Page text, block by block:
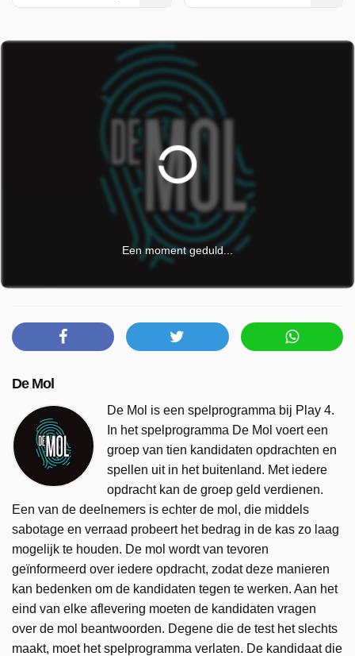
Een moment geduld...
De Mol
De Mol is een spelprogramma bij Play 4.
In het spelprogramma De Mol voert een
groep van tien kandidaten opdrachten en
spellen uit in het buitenland. Met iedere
opdracht kan de groep geld verdienen.
Een van de deelnemers is echter de mol, die middels
sabotage en verraad probeert het bedrag in de kas zo laag
mogelijk te houden. De mol wordt van tevoren
geïnformeerd over iedere opdracht, zodat deze manieren
kan bedenken om de kandidaten tegen te werken. Aan het
eind van elke aflevering moeten de kandidaten vragen
over de mol beantwoorden. Degene die de test het slechts
maakt, moet het spelprogramma verlaten. De kandidaat die